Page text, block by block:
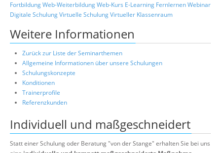
FortbildungWeb-WeiterbildungWeb-Kurs E-Learning FernlernenWebinar
Digitale SchulungVirtuelle SchulungVirtueller Klassenraum
Weitere Informationen
Zurück zur Liste der Seminarthemen
Allgemeine Informationen über unsere Schulungen
Schulungskonzepte
Konditionen
Trainerprofile
Referenzkunden
Individuell und maßgeschneidert
Statt einer Schulung oder Beratung "von der Stange" erhalten Sie bei uns